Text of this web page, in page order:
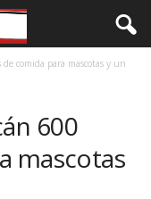
comida para mascotas y un
600
mascotas